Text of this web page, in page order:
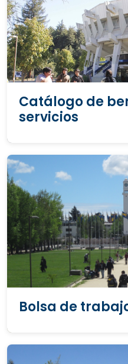
Catálogo de
servicios
Bolsa de